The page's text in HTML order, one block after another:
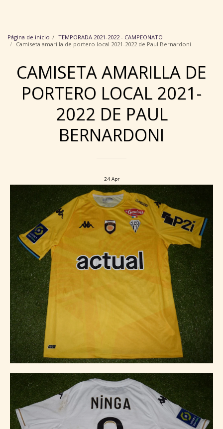
Página de inicio
TEMPORADA 2021-2022 - CAMPEONATO
Camiseta amarilla de portero local 2021-2022 de Paul Bernardoni
CAMISETA AMARILLA DE
PORTERO LOCAL 2021-
2022 DE PAUL
BERNARDONI
24 Apr